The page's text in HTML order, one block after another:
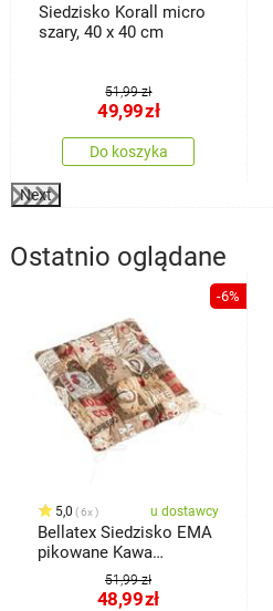
Siedzisko Korall micro
szary, 40 x 40 cm
51,99 zł
49,99zł
Do koszyka
Next
Ostatnio oglądane
-6%
5,0 6x u dostawcy
Bellatex Siedzisko EMA
pikowane Kawa
brązowy, czerwony, 40 x
51,99 zł
48,99zł